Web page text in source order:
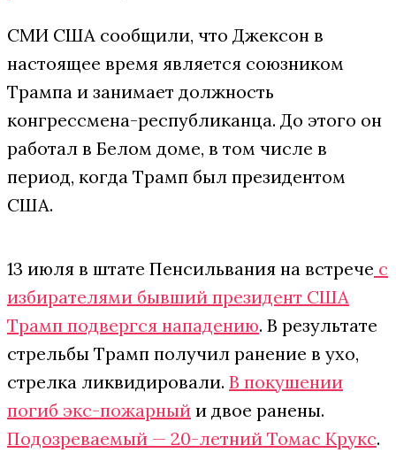
СМИ США сообщили, что Джексон в
настоящее время является союзником
Трампа и занимает должность
конгрессмена-республиканца. До этого он
работал в Белом доме, в том числе в
период, когда Трамп был президентом
США.
13 июля в штате Пенсильвания на встрече с
избирателями бывший президент США
Трамп подвергся нападению. В результате
стрельбы Трамп получил ранение в ухо,
стрелка ликвидировали. В покушении
погиб экс-пожарный и двое ранены.
Подозреваемый — 20-летний Томас Крукс.